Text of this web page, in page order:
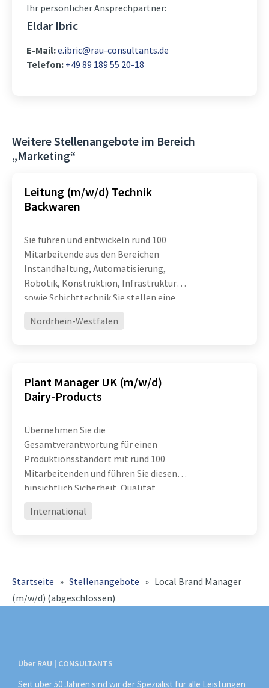
Ihr persönlicher Ansprechpartner:
Eldar Ibric
E-Mail:e.ibric@rau-consultants.de
Telefon: +49 89 189 55 20-18
Weitere Stellenangebote im Bereich
„Marketing“
Leitung (m/w/d) Technik
Backwaren
Sie führen und entwickeln rund 100
Mitarbeitende aus den Bereichen
Instandhaltung, Automatisierung,
Robotik, Konstruktion, Infrastruktur
sowie Schichttechnik Sie stellen eine
Leistungsfähigkeit komplexer
Nordrhein-Westfalen
Plant Manager UK (m/w/d)
Dairy-Products
Übernehmen Sie die
Gesamtverantwortung für einen
Produktionsstandort mit rund 100
Mitarbeitenden und führen Sie diesen
hinsichtlich Sicherheit, Qualität,
erfolgreich weiter Entwickeln Sie
International
Startseite » Stellenangebote » Local Brand Manager
(m/w/d) (abgeschlossen)
Über RAU | CONSULTANTS
Seit über 50 Jahren sind wir der Spezialist für alle Leistungen